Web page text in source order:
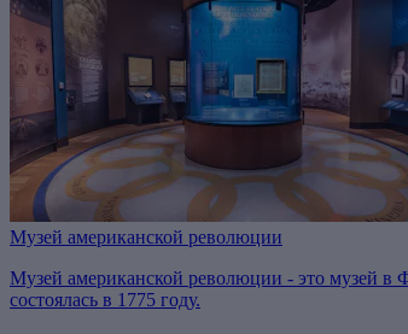
Музей американской революции
Музей американской революции - это музей
состоялась в 1775 году.